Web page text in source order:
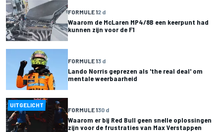
FORMULE 12 d
Waarom de McLaren MP4/8B een keerpunt had
kunnen zijn voor de F1
FORMULE 13 d
Lando Norris geprezen als 'the real deal' om
mentale weerbaarheid
UITGELICHT
FORMULE 130 d
Waarom er bij Red Bull geen snelle oplossingen
zijn voor de frustraties van Max Verstappen